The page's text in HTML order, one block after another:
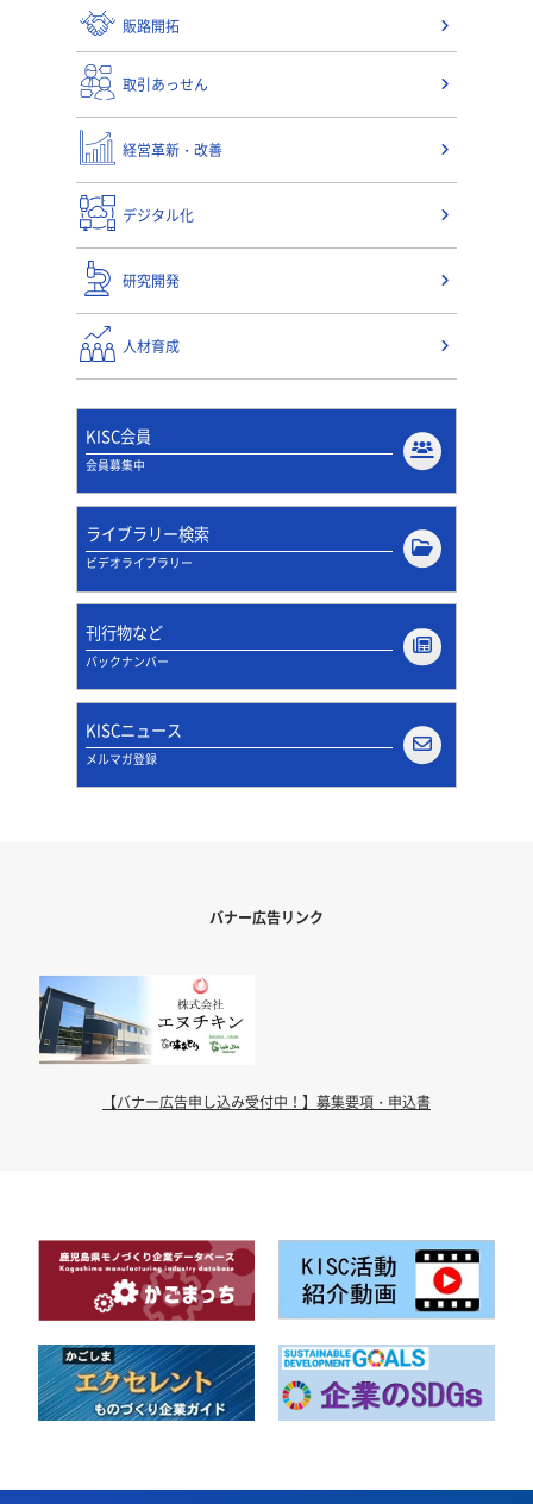
販路開拓
取引あっせん
経営革新・改善
デジタル化
研究開発
人材育成
KISC会員
会員募集中
ライブラリー検索
ビデオライブラリー
刊行物など
バックナンバー
KISCニュース
メルマガ登録
バナー広告リンク
【バナー広告申し込み受付中！】募集要項・申込書